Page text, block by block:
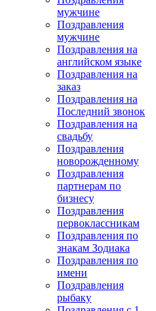
мужчине
Поздравления
мужчине
Поздравления на
английском языке
Поздравления на
заказ
Поздравления на
Последний звонок
Поздравления на
свадьбу
Поздравления
новорожденному
Поздравления
партнерам по
бизнесу
Поздравления
первоклассникам
Поздравления по
знакам Зодиака
Поздравления по
имени
Поздравления
рыбаку